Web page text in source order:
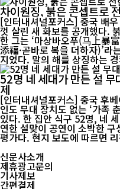
차이원징, 붉은 콘셉트로
[인터내셔널포커스] 중국 배
껏 살린 새 화보를 공개했다.
한 그는 ‘마상바오푸(马上暴
添福·곧바로 복을 더하자)’라
지었다. 말의 해를 상징하는
52명 네 세대가 만든 설
제
[인터내셔널포커스] 중국 후
인도 무대 장치도 없는 ‘가족
있다. 한 집안 식구 52명, 네
연한 설맞이 공연이 소박한
평가다. 현지 보도에 따르
신문사소개
제휴광고문의
기사제보
간편결제